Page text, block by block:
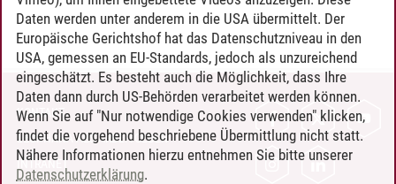
KONTAKT
LEUPHANA ALS ARBEITGEBER
INTRANET
Daten werden unter anderem in die USA übermittelt. Der
Europäische Gerichtshof hat das Datenschutzniveau in den
USA, gemessen an EU-Standards, jedoch als unzureichend
eingeschätzt. Es besteht auch die Möglichkeit, dass Ihre
Daten dann durch US-Behörden verarbeitet werden können.
Wenn Sie auf "Nur notwendige Cookies verwenden" klicken,
findet die vorgehend beschriebene Übermittlung nicht statt.
Nähere Informationen hierzu entnehmen Sie bitte unserer
Datenschutzerklärung.